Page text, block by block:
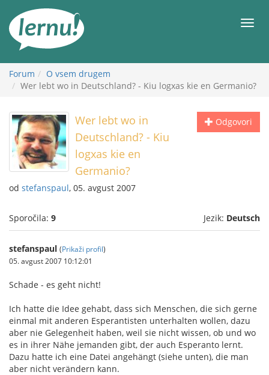
vsebini
Meni
Forum
O vsem drugem
Wer lebt wo in Deutschland? - Kiu logxas kie en Germanio?
Odgovori
Wer lebt wo in
Deutschland? - Kiu
logxas kie en
Germanio?
od stefanspaul, 05. avgust 2007
Sporočila: 9 Jezik: Deutsch
stefanspaul (Prikaži profil)
05. avgust 2007 10:12:01
Schade - es geht nicht!
Ich hatte die Idee gehabt, dass sich Menschen, die sich gerne
einmal mit anderen Esperantisten unterhalten wollen, dazu
aber nie Gelegenheit haben, weil sie nicht wissen, ob und wo
es in ihrer Nähe jemanden gibt, der auch Esperanto lernt.
Dazu hatte ich eine Datei angehängt (siehe unten), die man
aber nicht verändern kann.